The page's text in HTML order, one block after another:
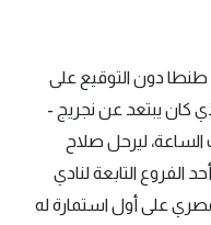
طنطا دون التوقيع على
كان يبتعد عن نجريج -
ليرحل صلاح
الفروع التابعة لنادي
على أول استمارة له